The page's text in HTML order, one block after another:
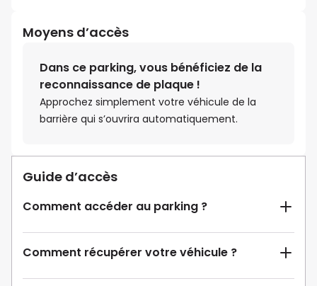
Moyens d’accès
Dans ce parking, vous bénéficiez de la
reconnaissance de plaque !
Approchez simplement votre véhicule de la
barrière qui s’ouvrira automatiquement.
Guide d’accès
Comment accéder au parking ?
Comment récupérer votre véhicule ?